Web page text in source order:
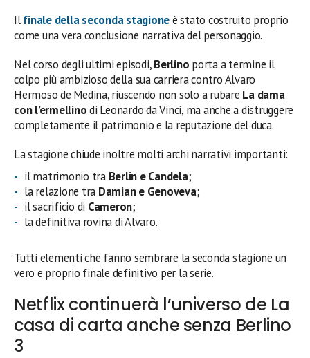
Ilfinale della seconda stagioneè stato costruito proprio
come una vera conclusione narrativa del personaggio.
Nel corso degli ultimi episodi,Berlino porta a termine il
colpo più ambizioso della sua carriera contro Alvaro
Hermoso de Medina, riuscendo non solo a rubare La dama
con l’ermellinodi Leonardo da Vinci, ma anche a distruggere
completamente il patrimonio e la reputazione del duca.
La stagione chiude inoltre molti archi narrativi importanti:
il matrimonio tra Berlin e Candela;
la relazione tra Damian e Genoveva;
il sacrificio di Cameron;
la definitiva rovina di Alvaro.
Tutti elementi che fanno sembrare la seconda stagione un
vero e proprio finale definitivo per la serie.
Netflix continuerà l’universo de La
casa di carta anche senza Berlino
3